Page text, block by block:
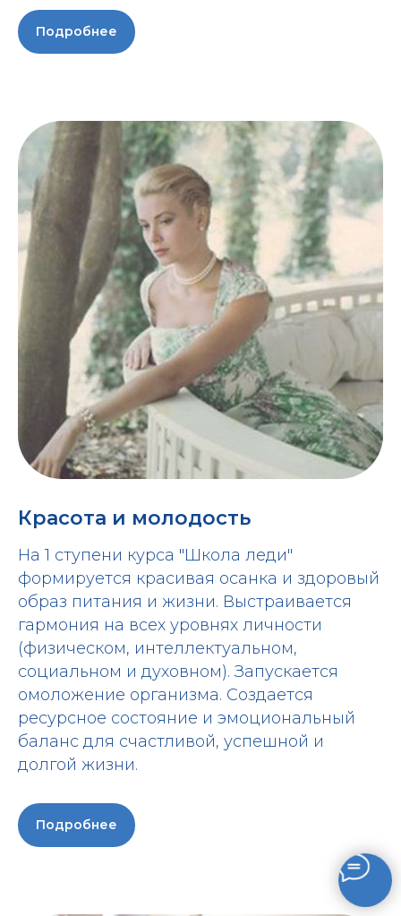
Подробнее
Красота и молодость
На 1 ступени курса "Школа леди"
формируется красивая осанка и здоровый
образ питания и жизни. Выстраивается
гармония на всех уровнях личности
(физическом, интеллектуальном,
социальном и духовном). Запускается
омоложение организма. Создается
ресурсное состояние и эмоциональный
баланс для счастливой, успешной и
долгой жизни.
Подробнее